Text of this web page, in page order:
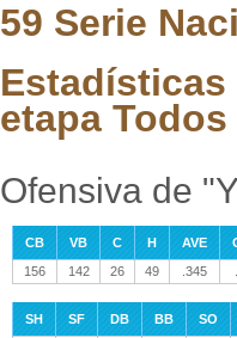
59 Serie
Estadísticas
etapa
Ofensiva de
CB VB C H AVE
156
142 26 49 .345
SH SF DB BB
SO